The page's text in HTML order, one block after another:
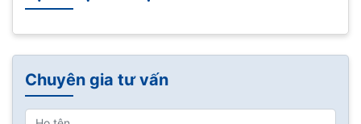
Chuyên gia tư vấn